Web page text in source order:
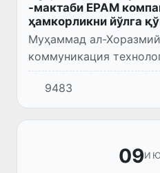
-мактаби EPAM
ҳамкорликни йўлга
Муҳаммад ал-
коммуникация
оид фанларни
ихтисослаштирилган
машҳур EPAM Systems
9483
09